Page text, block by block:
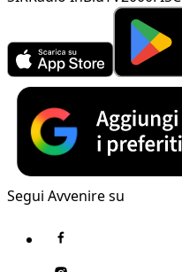
Segui Avvenire su